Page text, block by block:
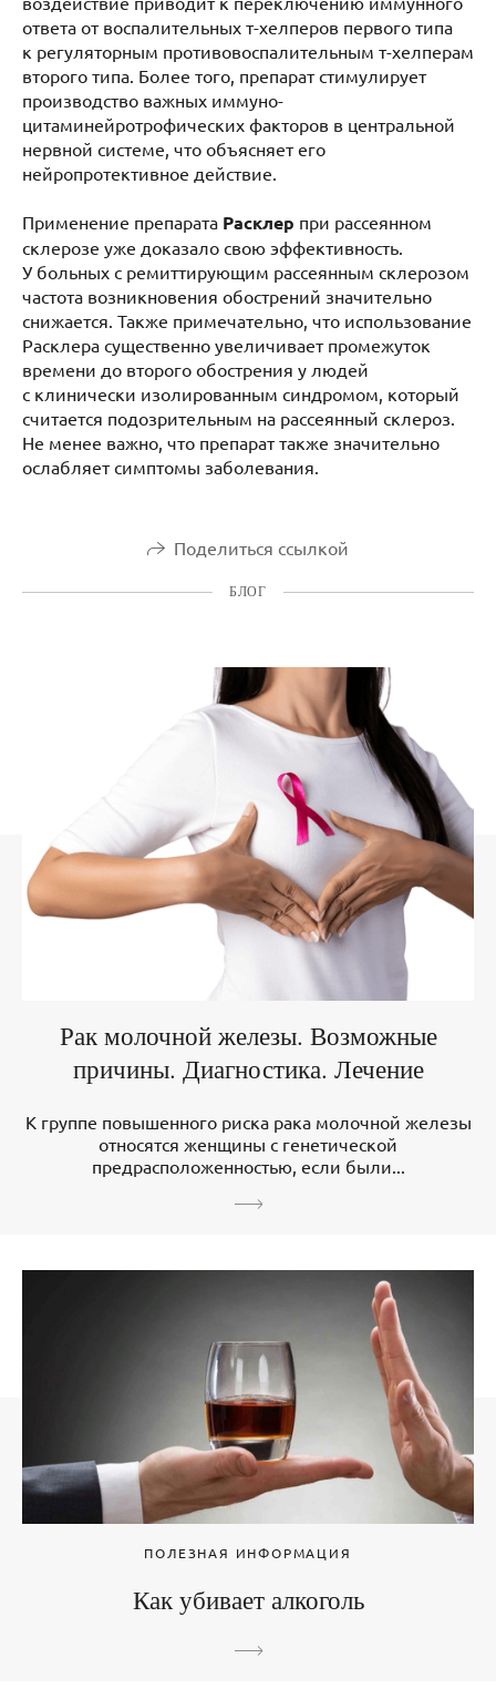
ответа от воспалительных т-хелперов первого типа
к регуляторным противовоспалительным т-хелперам
второго типа. Более того, препарат стимулирует
производство важных иммуно-
цитаминейротрофических факторов в центральной
нервной системе, что объясняет его
нейропротективное действие.
Применение препарата Расклер при рассеянном
склерозе уже доказало свою эффективность.
У больных с ремиттирующим рассеянным склерозом
частота возникновения обострений значительно
снижается. Также примечательно, что использование
Расклера существенно увеличивает промежуток
времени до второго обострения у людей
с клинически изолированным синдромом, который
считается подозрительным на рассеянный склероз.
Не менее важно, что препарат также значительно
ослабляет симптомы заболевания.
Поделиться ссылкой
БЛОГ
Рак молочной железы. Возможные
причины. Диагностика. Лечение
К группе повышенного риска рака молочной железы
относятся женщины с генетической
предрасположенностью, если были...
ПОЛЕЗНАЯ ИНФОРМАЦИЯ
Как убивает алкоголь